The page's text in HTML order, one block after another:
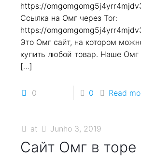
https://
Ссылка на Омг через Tor:
https://
Это Омг сайт, на котором
купить любой товар. Наше Омг
[…]
0 0 Read
at Junho 3, 2019
Сайт Омг в торе